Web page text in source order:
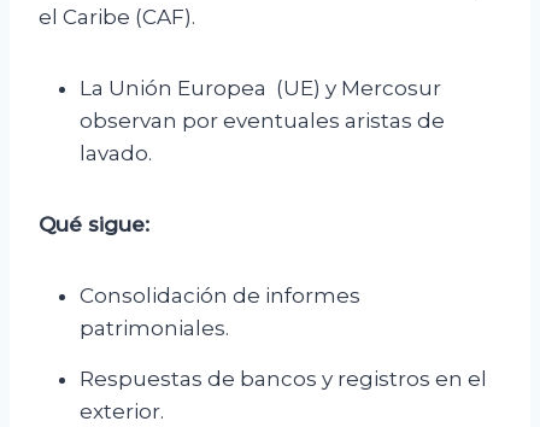
el Caribe (CAF).
La Unión Europea (UE) y Mercosur
observan por eventuales aristas de
lavado.
Qué sigue:
Consolidación de informes
patrimoniales.
Respuestas de bancos y registros en el
exterior.